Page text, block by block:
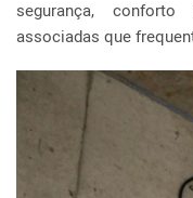
segurança,
associadas que